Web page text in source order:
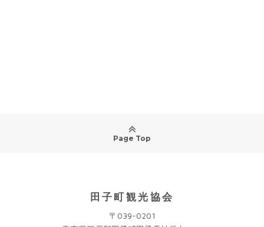
Page Top
田子町観光協会
〒039-0201